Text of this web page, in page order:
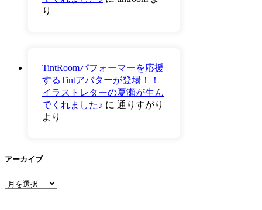
り
TintRoomパフォーマーを応援
するTintアバターが登場！！
イラストレターの夏瀬が生ん
でくれました♪ に 通りすがり
より
アーカイブ
ア